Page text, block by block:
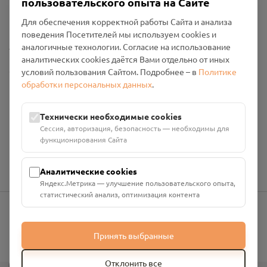
Политика конфиденциальности
Промо-материалы
Настройки cookies
Общество с ограниченной ответственностью «Смоленский
Проект Помним»
Юридический адрес: 216790, Смоленская область, р-н
Руднянский, г. Рудня, улица Западная, д. 26А, пом. 18
Номер счёта: 40702810901130004287 в АО "АЛЬФА-БАНК"
Кор. счёт: 30101810200000000593
info@pomnim.online
Для обеспечения корректной работы Сайта и анализа
поведения Посетителей мы используем cookies и
аналогичные технологии. Согласие на использование
аналитических cookies даётся Вами отдельно от иных
условий пользования Сайтом. Подробнее – в Политике
обработки персональных данных.
Технически необходимые cookies
Сессия, авторизация, безопасность — необходимы для
функционирования Сайта
Аналитические cookies
Яндекс.Метрика — улучшение пользовательского опыта,
статистический анализ, оптимизация контента
Принять выбранные
Отклонить все